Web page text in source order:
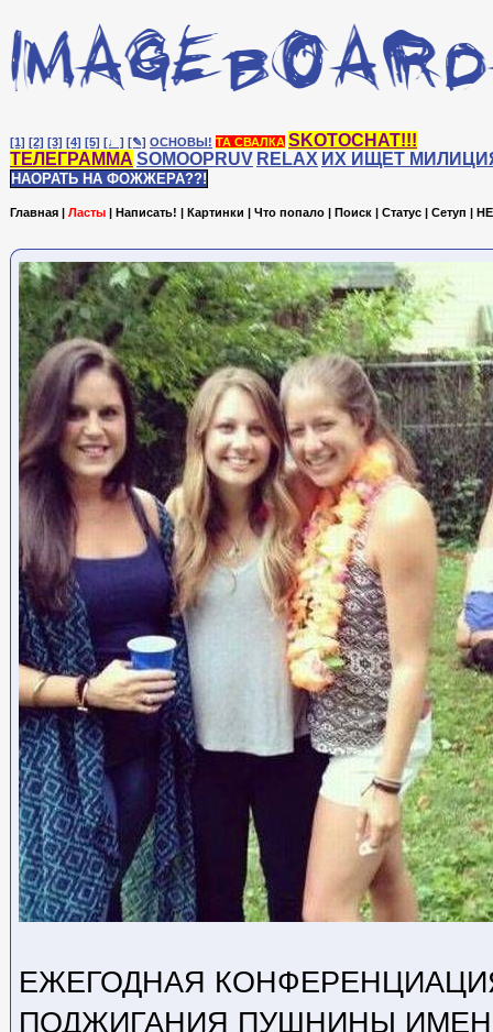
[1] [2] [3] [4] [5] [♩] [✎] ОСНОВЫ! ТА СВАЛКА SKOTOCHAT!!!
ТЕЛЕГРАММА SOMOOPRUV RELAX ИХ ИЩЕТ
НАОРАТЬ НА ФОЖЖЕРА??!
Главная | Ласты | Написать! | Картинки | Что попало | Поиск | Статус | Сетуп |
ЕЖЕГОДНАЯ
ПОДЖИГАНИЯ ПУШНИНЫ